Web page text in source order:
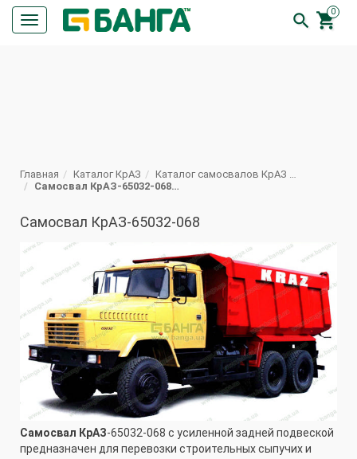
Кнопка
меню
0


Главная Каталог КрАЗ
Каталог самосвалов КрАЗ Техническая характеристика
Самосвал КрАЗ-65032-068 с усиленной задней подвеской
Самосвал КрАЗ-65032-068
Самосвал КрАЗ-65032-068 с усиленной задней подвеской
предназначен для перевозки строительных сыпучих и